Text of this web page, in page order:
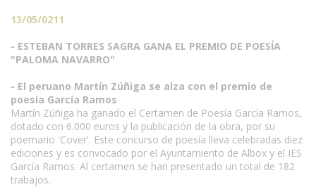
13/05/0211
- ESTEBAN TORRES SAGRA GANA EL PREMIO DE POESÍA
"PALOMA NAVARRO"
- El peruano Martín Zúñiga se alza con el premio de
poesía García Ramos
Martín Zúñiga ha ganado el Certamen de Poesía García Ramos,
dotado con 6.000 euros y la publicación de la obra, por su
poemario 'Cover'. Este concurso de poesía lleva celebradas diez
ediciones y es convocado por el Ayuntamiento de Albox y el IES
García Ramos. Al certamen se han presentado un total de 182
trabajos.